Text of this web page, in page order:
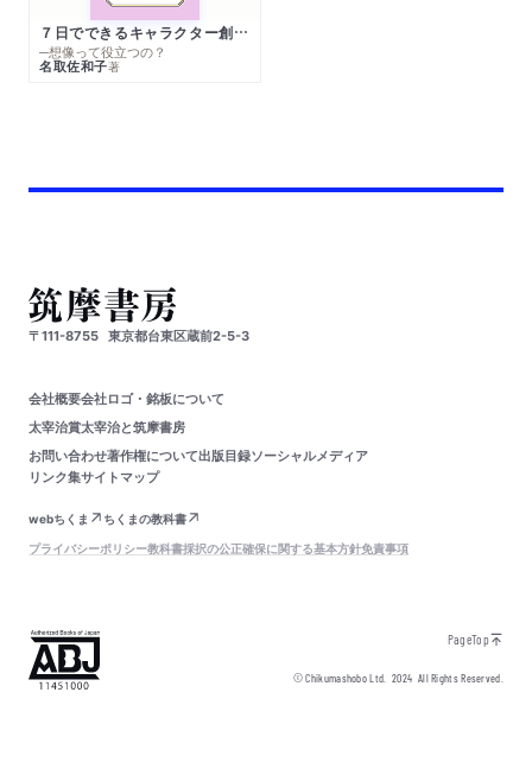
７日でできるキャラクター創作入門
─想像って役立つの？
名取佐和子著
〒111-8755 東京都台東区蔵前2-5-3
会社概要会社ロゴ・銘板について
太宰治賞太宰治と筑摩書房
お問い合わせ著作権について出版目録ソーシャルメディア
リンク集サイトマップ
webちくま
ちくまの教科書
プライバシーポリシー教科書採択の公正確保に関する基本方針免責事項
PageTop
© Chikumashobo Ltd.2024 All Rights Reserved.